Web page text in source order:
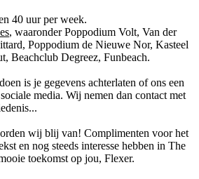
40 uur per week.
, waaronder Poppodium Volt, Van der
Poppodium de Nieuwe Nor, Kasteel
Beachclub Degreez, Funbeach.
is je gegevens achterlaten of ons een
media. Wij nemen dan contact met
wij blij van! Complimenten voor het
en nog steeds interesse hebben in The
toekomst op jou, Flexer.